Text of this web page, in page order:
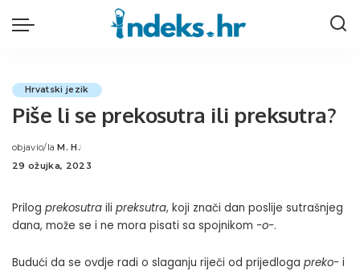
Hrvatski jezik
Piše li se prekosutra ili preksutra?
Posted
by
objavio/la M. H.
29 ožujka, 2023
Prilog prekosutra ili preksutra, koji znači dan poslije sutrašnjeg
dana, može se i ne mora pisati sa spojnikom -o-.
Budući da se ovdje radi o slaganju riječi od prijedloga preko- i